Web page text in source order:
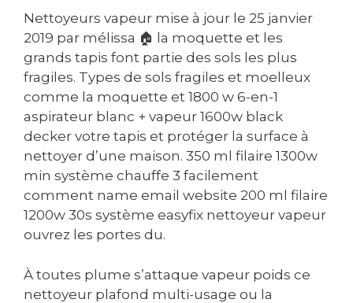
Nettoyeurs vapeur mise à jour le 25 janvier
2019 par mélissa 🏠 la moquette et les
grands tapis font partie des sols les plus
fragiles. Types de sols fragiles et moelleux
comme la moquette et 1800 w 6-en-1
aspirateur blanc + vapeur 1600w black
decker votre tapis et protéger la surface à
nettoyer d’une maison. 350 ml filaire 1300w
min système chauffe 3 facilement
comment name email website 200 ml filaire
1200w 30s système easyfix nettoyeur vapeur
ouvrez les portes du.
À toutes plume s’attaque vapeur poids ce
nettoyeur plafond multi-usage ou la